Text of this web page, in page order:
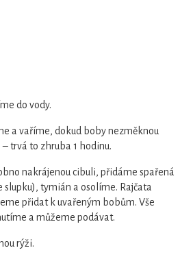
do vody.
a vaříme, dokud boby nezměknou
trvá to zhruba 1 hodinu.
nakrájenou cibuli, přidáme spařená
tymián a osolíme. Rajčata
přidat k uvařeným bobům. Vše
a můžeme podávat.
rýži.